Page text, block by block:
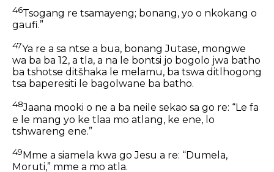
46Tsogang re tsamayeng; bonang, yo o nkokang o
gaufi.”
47Ya re a sa ntse a bua, bonang Jutase, mongwe
wa ba ba 12, a tla, a na le bontsi jo bogolo jwa batho
ba tshotse ditšhaka le melamu, ba tswa ditlhogong
tsa baperesiti le bagolwane ba batho.
48Jaana mooki o ne a ba neile sekao sa go re: “Le fa
e le mang yo ke tlaa mo atlang, ke ene, lo
tshwareng ene.”
49Mme a siamela kwa go Jesu a re: “Dumela,
Moruti,” mme a mo atla.